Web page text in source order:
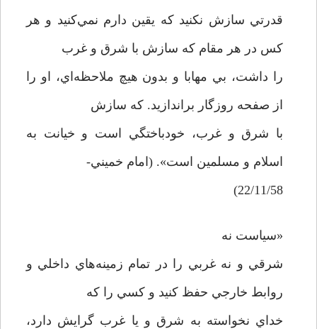
قدرتي سازش نكنيد كه يقين دارم نمي‌كنيد و هر
كس در هر مقام كه سازش با شرق و غرب
را داشت، بي مهابا و بدون هيچ ملاحظه‌اي، او را
از صفحه روزگار براندازيد. كه سازش
با شرق و غرب، خودباختگي است و خيانت به
اسلام و مسلمين است». (امام خميني-
22/11/58)
«سياست نه
شرقي و نه غربي را در تمام زمينه‌هاي داخلي و
روابط خارجي حفظ كنيد و كسي را كه
خداي نخواسته به شرق و يا غرب گرايش دارد،